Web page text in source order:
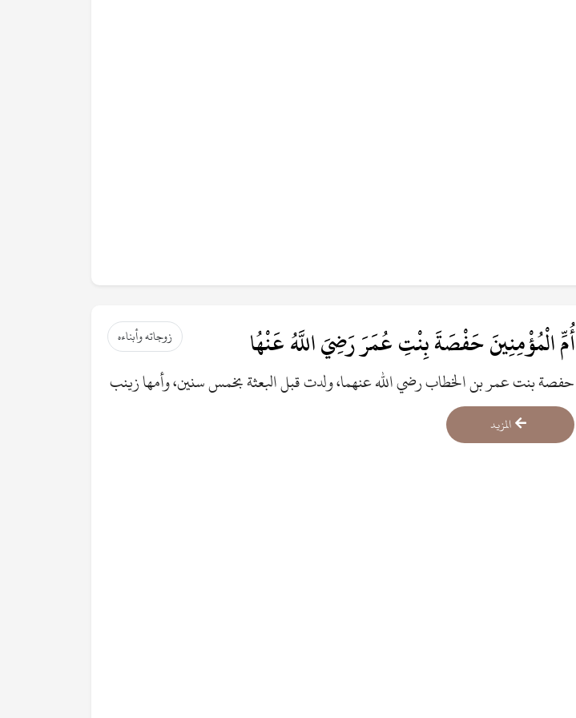
أُمِّ الْمُؤْمِنِينَ حَفْصَةَ بِنْتِ عُمَرَ رَضِيَ اللَّهُ عَنْهُا زوجاته وأبناءه
حفصة بنت عمر بن الخطاب رضي الله عنهما، ولدت قبل البعثة بخمس سنين، وأمها زينب
بنت مظعون.المزيد